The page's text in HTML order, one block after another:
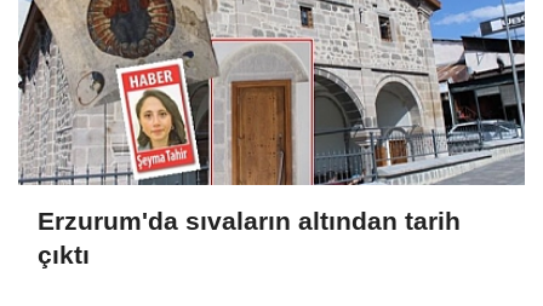
Erzurum'da sıvaların altından tarih
çıktı